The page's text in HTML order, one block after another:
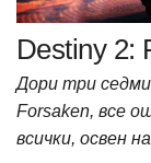
Destiny 2:
Дори три
Forsaken, все
всички, освен